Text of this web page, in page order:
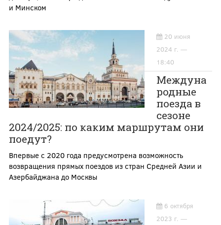
и Минском
20 июня
2024 г. —
18:40
Междуна
родные
поезда в
сезоне
2024/2025: по каким маршрутам они
поедут?
Впервые с 2020 года предусмотрена возможность
возвращения прямых поездов из стран Средней Азии и
Азербайджана до Москвы
6 октября
2023 г. —